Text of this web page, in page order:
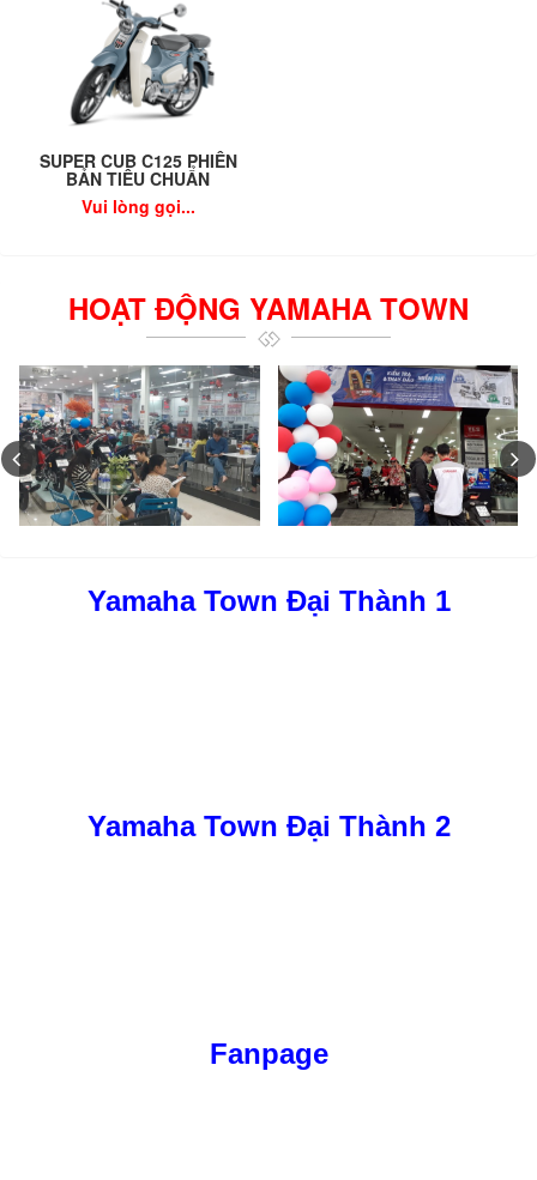
SUPER CUB C125 PHIÊN
BẢN TIÊU CHUẨN
Vui lòng gọi...
HOẠT ĐỘNG YAMAHA TOWN
Yamaha Town Đại Thành 1
Yamaha Town Đại Thành 2
Fanpage